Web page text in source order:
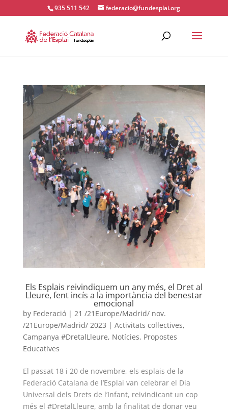
935 511 542 federacio@fundesplai.org
Els Esplais reivindiquem un any més, el Dret al
Lleure, fent incís a la importància del benestar
emocional
by Federació| 21 /21Europe/Madrid/ nov.
/21Europe/Madrid/ 2023 | Activitats col·lectives,
Campanya #DretalLleure, Notícies, Propostes
Educatives
El passat 18 i 20 de novembre, els esplais de la
Federació Catalana de l’Esplai van celebrar el Dia
Universal dels Drets de l’Infant, reivindicant un cop
més el #DretalLleure, amb la finalitat de donar veu
ACTIVITATS D'ESTIU
MÓN ESCOLAR
ALBERG CENTRE ESPLAI
FORMACIÓ
CASES DE COLÒNIES
ACCIÓ SOCIAL I JOVES
ESPLAIS
SUPORT TERCER SECTOR